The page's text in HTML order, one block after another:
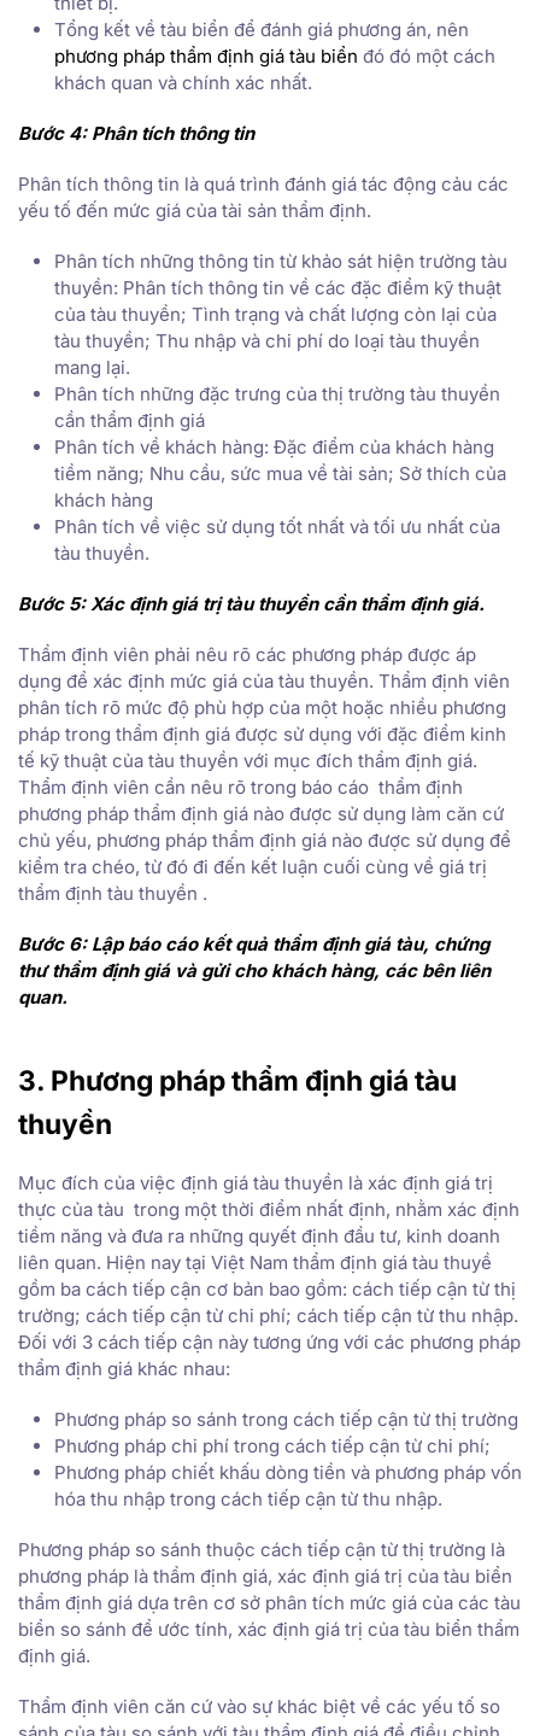
Tổng kết về tàu biển để đánh giá phương án, nên
phương pháp thẩm định giá tàu biển đó đó một cách
khách quan và chính xác nhất.
Bước 4: Phân tích thông tin
Phân tích thông tin là quá trình đánh giá tác động cảu các
yếu tố đến mức giá của tài sản thẩm định.
Phân tích những thông tin từ khảo sát hiện trường tàu
thuyền: Phân tích thông tin về các đặc điểm kỹ thuật
của tàu thuyền; Tình trạng và chất lượng còn lại của
tàu thuyền; Thu nhập và chi phí do loại tàu thuyền
mang lại.
Phân tích những đặc trưng của thị trường tàu thuyền
cần thẩm định giá
Phân tích về khách hàng: Đặc điểm của khách hàng
tiềm năng; Nhu cầu, sức mua về tài sản; Sở thích của
khách hàng
Phân tích về việc sử dụng tốt nhất và tối ưu nhất của
tàu thuyền.
Bước 5: Xác định giá trị tàu thuyền cần thẩm định giá.
Thẩm định viên phải nêu rõ các phương pháp được áp
dụng để xác định mức giá của tàu thuyền. Thẩm định viên
phân tích rõ mức độ phù hợp của một hoặc nhiều phương
pháp trong thẩm định giá được sử dụng với đặc điểm kinh
tế kỹ thuật của tàu thuyền với mục đích thẩm định giá.
Thẩm định viên cần nêu rõ trong báo cáo thẩm định
phương pháp thẩm định giá nào được sử dụng làm căn cứ
chủ yếu, phương pháp thẩm định giá nào được sử dụng để
kiểm tra chéo, từ đó đi đến kết luận cuối cùng về giá trị
thẩm định tàu thuyền .
Bước 6: Lập báo cáo kết quả thẩm định giá tàu, chứng
thư thẩm định giá và gửi cho khách hàng, các bên liên
quan.
3. Phương pháp thẩm định giá tàu
thuyền
Mục đích của việc định giá tàu thuyền là xác định giá trị
thực của tàu trong một thời điểm nhất định, nhằm xác định
tiềm năng và đưa ra những quyết định đầu tư, kinh doanh
liên quan. Hiện nay tại Việt Nam thẩm định giá tàu thuyề
gồm ba cách tiếp cận cơ bản bao gồm: cách tiếp cận từ thị
trường; cách tiếp cận từ chi phí; cách tiếp cận từ thu nhập.
Đối với 3 cách tiếp cận này tương ứng với các phương pháp
thẩm định giá khác nhau:
Phương pháp so sánh trong cách tiếp cận từ thị trường
Phương pháp chi phí trong cách tiếp cận từ chi phí;
Phương pháp chiết khấu dòng tiền và phương pháp vốn
hóa thu nhập trong cách tiếp cận từ thu nhập.
Phương pháp so sánh thuộc cách tiếp cận từ thị trường là
phương pháp là thẩm định giá, xác định giá trị của tàu biển
thẩm định giá dựa trên cơ sở phân tích mức giá của các tàu
biển so sánh để ước tính, xác định giá trị của tàu biển thẩm
định giá.
Thẩm định viên căn cứ vào sự khác biệt về các yếu tố so